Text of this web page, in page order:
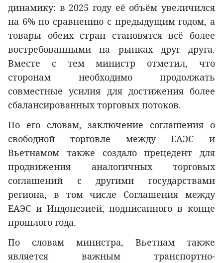
динамику: в 2025 году её объём увеличился
на 6% по сравнению с предыдущим годом, а
товары обеих стран становятся всё более
востребованными на рынках друг друга.
Вместе с тем министр отметил, что
сторонам необходимо продолжать
совместные усилия для достижения более
сбалансированных торговых потоков.
По его словам, заключение соглашения о
свободной торговле между ЕАЭС и
Вьетнамом также создало прецедент для
продвижения аналогичных торговых
соглашений с другими государствами
региона, в том числе Соглашения между
ЕАЭС и Индонезией, подписанного в конце
прошлого года.
По словам министра, Вьетнам также
является важным транспортно-